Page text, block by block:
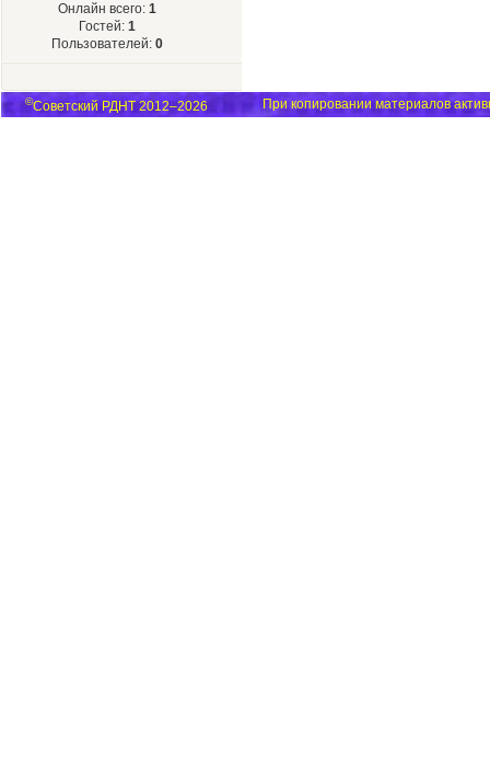
Онлайн всего: 1
Гостей: 1
Пользователей: 0
©Советский РДНТ 2012–2026 При копировании материалов